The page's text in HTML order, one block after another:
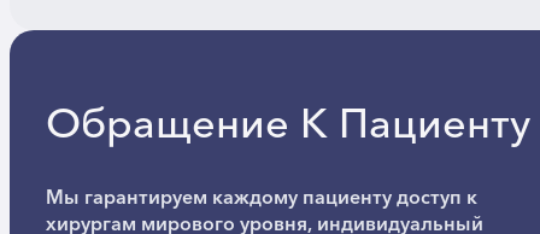
Обращение К Пациенту
Мы гарантируем каждому пациенту доступ к
хирургам мирового уровня, индивидуальный